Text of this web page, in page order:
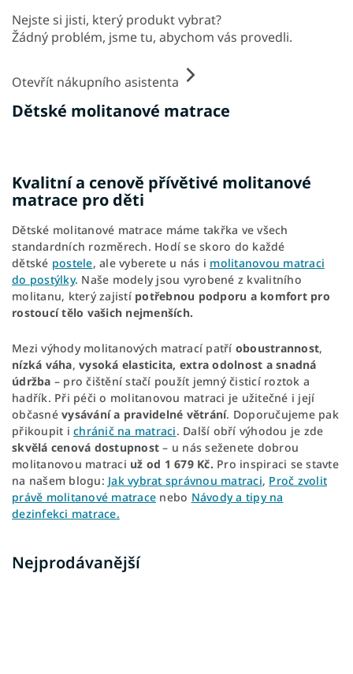
Dětské molitanové matrace
Nejste si jisti, který produkt vybrat?
Žádný problém, jsme tu, abychom vás provedli.
Otevřít nákupního asistenta
Kvalitní a cenově přívětivé molitanové
matrace pro děti
Dětské molitanové matrace máme takřka ve všech
standardních rozměrech. Hodí se skoro do každé
dětské postele, ale vyberete u nás i molitanovou matraci
do postýlky. Naše modely jsou vyrobené z kvalitního
molitanu, který zajistí potřebnou podporu a komfort pro
rostoucí tělo vašich nejmenších.
Mezi výhody molitanových matrací patří oboustrannost,
nízká váha, vysoká elasticita, extra odolnost a snadná
údržba – pro čištění stačí použít jemný čisticí roztok a
hadřík. Při péči o molitanovou matraci je užitečné i její
občasné vysávání a pravidelné větrání. Doporučujeme pak
přikoupit i chránič na matraci. Další obří výhodou je zde
skvělá cenová dostupnost – u nás seženete dobrou
molitanovou matraci už od 1 679 Kč. Pro inspiraci se stavte
na našem blogu: Jak vybrat správnou matraci, Proč zvolit
právě molitanové matrace nebo Návody a tipy na
dezinfekci matrace.
Nejprodávanější